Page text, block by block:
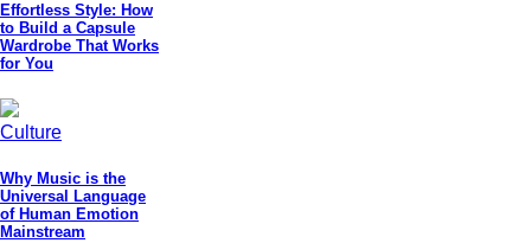
Effortless Style: How
to Build a Capsule
Wardrobe That Works
for You
Culture
Why Music is the
Universal Language
of Human Emotion
Mainstream